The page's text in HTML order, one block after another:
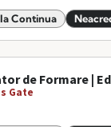
Continua
de Formare |
Gate